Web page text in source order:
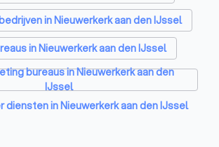
in Nieuwerkerk aan den IJssel
in Nieuwerkerk aan den IJssel
bureaus in Nieuwerkerk aan den
IJssel
in Nieuwerkerk aan den IJssel
diensten in Nieuwerkerk aan den IJssel